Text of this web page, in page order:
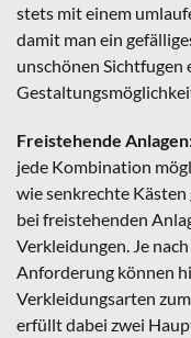
stets mit einem
damit man ein
unschönen Sichtfugen
Freistehende Anlagen
jede Kombination
wie senkrechte
bei freistehenden
Verkleidungen. Je
Anforderung können
Verkleidungsarten
erfüllt dabei zwei